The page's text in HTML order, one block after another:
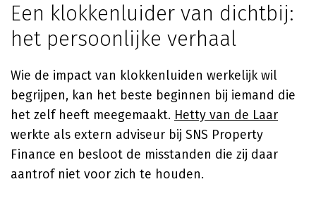
Een klokkenluider van dichtbij:
het persoonlijke verhaal
Wie de impact van klokkenluiden werkelijk wil
begrijpen, kan het beste beginnen bij iemand die
het zelf heeft meegemaakt. Hetty van de Laar
werkte als extern adviseur bij SNS Property
Finance en besloot de misstanden die zij daar
aantrof niet voor zich te houden.